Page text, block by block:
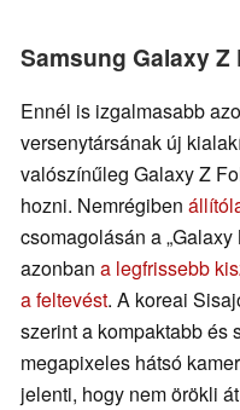
Samsung Galaxy Z
Ennél is izgalmasabb
versenytársának új
valószínűleg Galaxy Z
hozni. Nemrégiben
csomagolásán a
azonban a legfrissebb
a feltevést. A koreai
szerint a kompaktabb és
megapixeles hátsó
jelenti, hogy nem örökli